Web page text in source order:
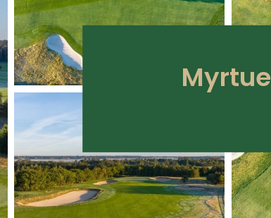
Myrtue